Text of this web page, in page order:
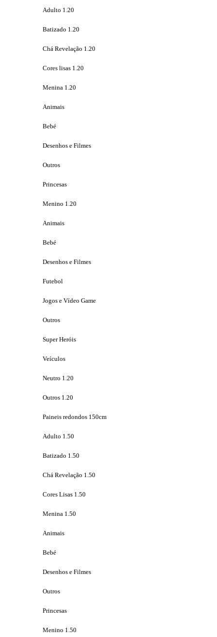
Adulto 1.20
Batizado 1.20
Chá Revelação 1.20
Cores lisas 1.20
Menina 1.20
Animais
Bebé
Desenhos e Filmes
Outros
Princesas
Menino 1.20
Animais
Bebé
Desenhos e Filmes
Futebol
Jogos e Vídeo Game
Outros
Super Heróis
Veículos
Neutro 1.20
Outros 1.20
Paineis redondos 150cm
Adulto 1.50
Batizado 1.50
Chá Revelação 1.50
Cores Lisas 1.50
Menina 1.50
Animais
Bebé
Desenhos e Filmes
Outros
Princesas
Menino 1.50